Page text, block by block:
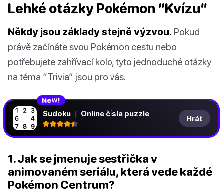
Lehké otázky Pokémon “Kvízu”
Někdy jsou základy stejně výzvou. Pokud
právě začínáte svou Pokémon cestu nebo
potřebujete zahřívací kolo, tyto jednoduché otázky
na téma “Trivia” jsou pro vás.
New!
Sudoku | Online čísla puzzle
Hrát
1. Jak se jmenuje sestřička v
animovaném seriálu, která vede každé
Pokémon Centrum?